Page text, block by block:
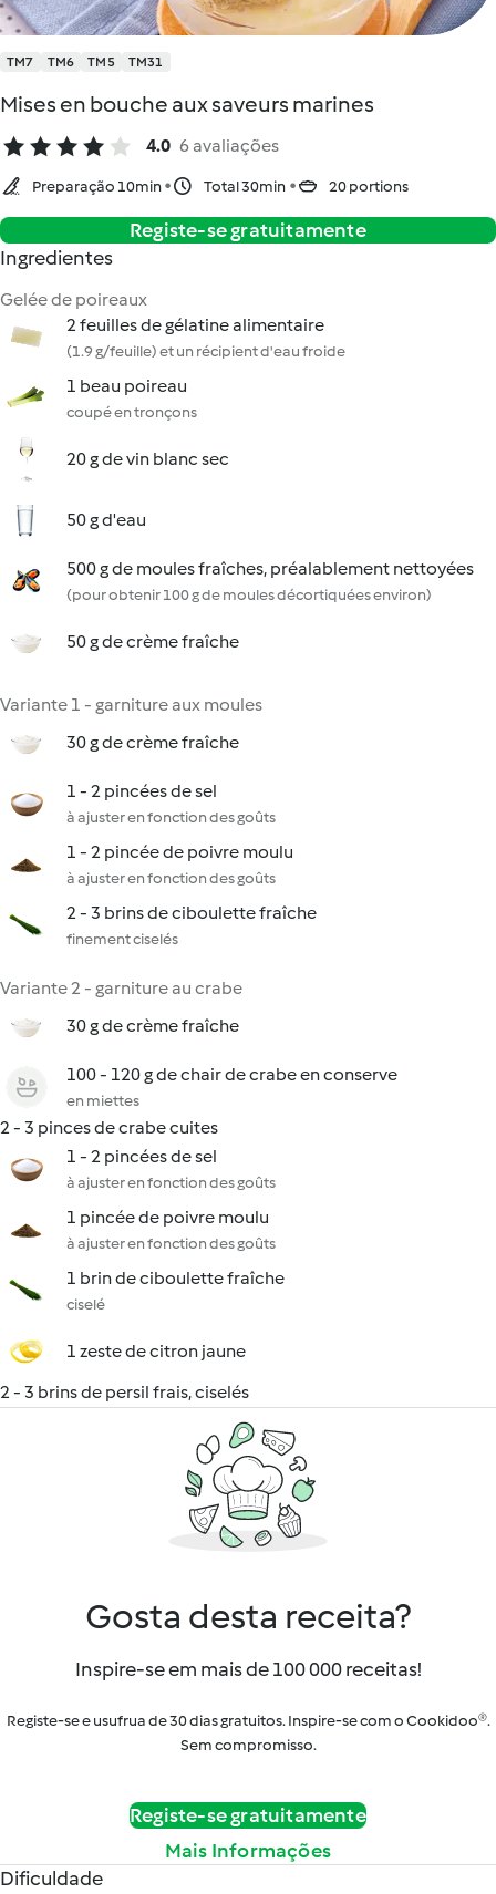
TM7 TM6 TM5 TM31
Mises en bouche aux saveurs marines
4.0 6 avaliações
Preparação 10min Total 30min 20 portions
Registe-se gratuitamente
Ingredientes
Gelée de poireaux
2 feuilles de gélatine alimentaire
(1.9 g/feuille) et un récipient d'eau froide
1 beau poireau
coupé en tronçons
20 g de vin blanc sec
50 g d'eau
500 g de moules fraîches, préalablement nettoyées
(pour obtenir 100 g de moules décortiquées environ)
50 g de crème fraîche
Variante 1 - garniture aux moules
30 g de crème fraîche
1 - 2 pincées de sel
à ajuster en fonction des goûts
1 - 2 pincée de poivre moulu
à ajuster en fonction des goûts
2 - 3 brins de ciboulette fraîche
finement ciselés
Variante 2 - garniture au crabe
30 g de crème fraîche
100 - 120 g de chair de crabe en conserve
en miettes
2 - 3 pinces de crabe cuites
1 - 2 pincées de sel
à ajuster en fonction des goûts
1 pincée de poivre moulu
à ajuster en fonction des goûts
1 brin de ciboulette fraîche
ciselé
1 zeste de citron jaune
2 - 3 brins de persil frais, ciselés
Gosta desta receita?
Inspire-se em mais de 100 000 receitas!
Registe-se e usufrua de 30 dias gratuitos. Inspire-se com o Cookidoo®.
Sem compromisso.
Registe-se gratuitamente
Mais Informações
Dificuldade